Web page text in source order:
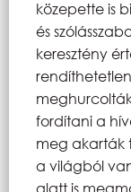
közepette is
és
keresztény
fordítani a
meg akarták
a világból
alatt is